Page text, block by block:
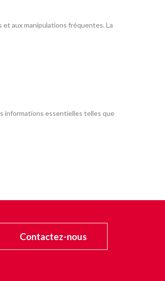
et aux manipulations fréquentes. La
informations essentielles telles que
Contactez-nous